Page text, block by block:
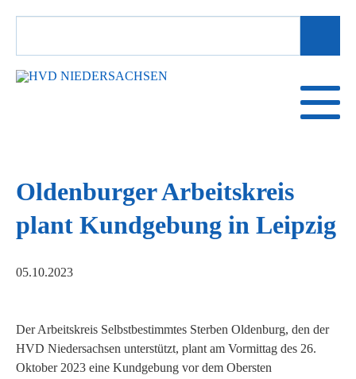
SUCHBEGRIFFE
Oldenburger Arbeitskreis
plant Kundgebung in Leipzig
05.10.2023
Der Arbeitskreis Selbstbestimmtes Sterben Oldenburg, den der
HVD Niedersachsen unterstützt, plant am Vormittag des 26.
Oktober 2023 eine Kundgebung vor dem Obersten